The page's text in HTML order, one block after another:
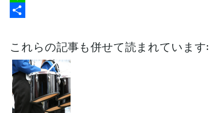
Line
これらの記事も併せて読まれています: